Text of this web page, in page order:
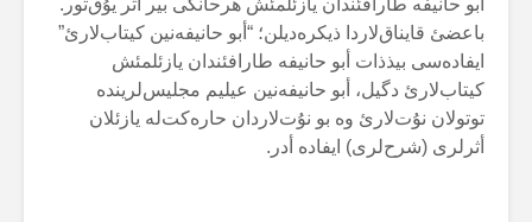
أبو حانیفە طارافئندان یازئلمئش هرحانگی بیر أثر یۇق‌تور.
باعضئ قایناق‌لاردا ذیکرەدیلن؛ “أبو حانیفەنین کیتاب‌لارئ”
ایفادەسی بیذذات أبو حانیفە طارافئندان یازئلمئش
کیتاب‌لارئ دگیل، أبو حانیفەنین عیلیم مجلیس‌لریندە
توتولان نۇت‌لارئ وە بو نۇت‌لاردان حارەکت‌لە یازئلان
أثرلری (شرح‌لری) ایفادە أدر.